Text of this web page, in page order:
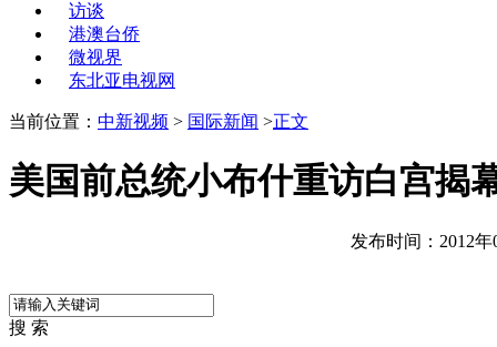
访谈
港澳台侨
微视界
东北亚电视网
当前位置： 中新视频 > 国际新闻 >正文
美国前总统小布什重访白宫揭
发布时间：2012年
搜 索